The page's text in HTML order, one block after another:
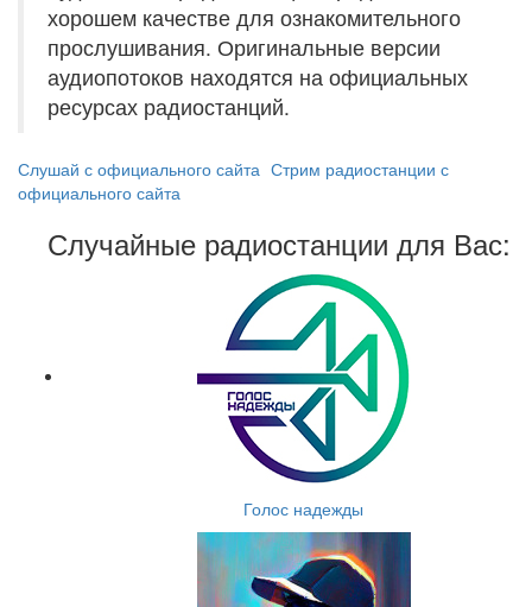
хорошем качестве для ознакомительного
прослушивания. Оригинальные версии
аудиопотоков находятся на официальных
ресурсах радиостанций.
Слушай с официального сайта Стрим радиостанции с
официального сайта
Случайные радиостанции для Вас:
Голос надежды